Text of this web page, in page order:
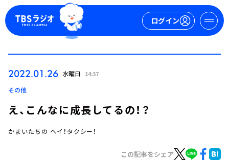
ログイン
2022.01.26 水曜日 14:37
その他
え、こんなに成長してるの！？
かまいたちの ヘイ！タクシー！
この記事をシェア